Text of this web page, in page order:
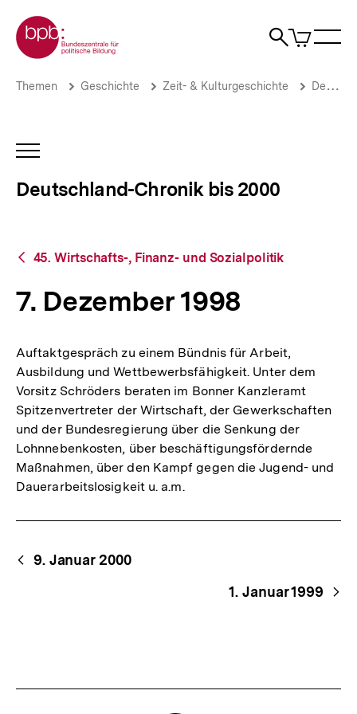
zum
Seiteninhalt
springen
Zur Startseite der bpb
Suche
Artikel
im
Deutschland-
Chronik
2000
Brotkrümelnavigation
Pfadnavigation
Themen Geschichte Zeit- & Kulturgeschichte Deutschland-Chronik bis 2000
INHALTSNAVIGATION
Deutschland-Chronik bis 2000
Zurück
Übersicht
45. Wirtschafts-, Finanz- und Sozialpolitik
7. Dezember 1998
Auftaktgespräch zu einem Bündnis für Arbeit,
Ausbildung und Wettbewerbsfähigkeit. Unter dem
Vorsitz Schröders beraten im Bonner Kanzleramt
Spitzenvertreter der Wirtschaft, der Gewerkschaften
und der Bundesregierung über die Senkung der
Lohnnebenkosten, über beschäftigungsfördernde
Maßnahmen, über den Kampf gegen die Jugend- und
Dauerarbeitslosigkeit u. a.m.
Begriffsnavigation
Content-
Navigation
9. Januar 2000
1. Januar 1999